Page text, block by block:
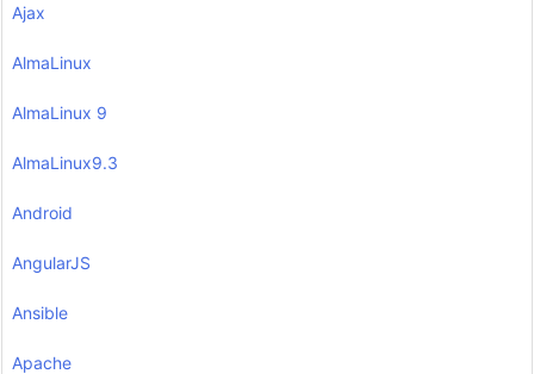
Ajax
AlmaLinux
AlmaLinux 9
AlmaLinux9.3
Android
AngularJS
Ansible
Apache